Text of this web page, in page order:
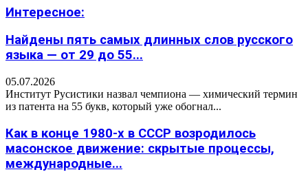
Интересное:
Найдены пять самых длинных слов русского
языка — от 29 до 55...
05.07.2026
Институт Русистики назвал чемпиона — химический термин
из патента на 55 букв, который уже обогнал...
Как в конце 1980-х в СССР возродилось
масонское движение: скрытые процессы,
международные...